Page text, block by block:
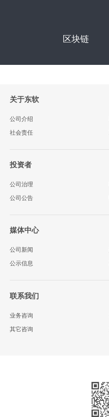
区块链
关于东软
公司介绍
社会责任
投资者
公司治理
公司公告
媒体中心
公司新闻
公示信息
联系我们
业务咨询
其它咨询